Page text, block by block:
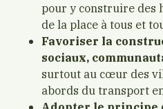
pour y construire des
de la place à tous et
Favoriser la
sociaux,
surtout au cœur des
abords du transport